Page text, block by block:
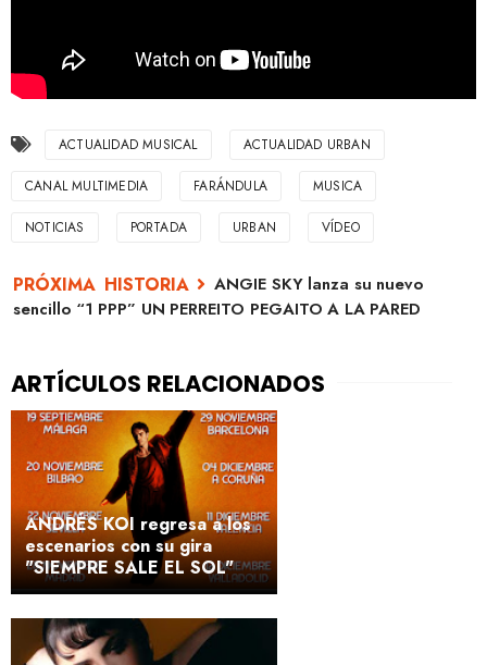
ACTUALIDAD MUSICAL ACTUALIDAD URBAN
CANAL MULTIMEDIA FARÁNDULA MUSICA
NOTICIAS PORTADA URBAN VÍDEO
ANGIE SKY lanza su nuevo
sencillo “1 PPP” UN PERREITO PEGAITO A LA PARED
ANDRÉS KOI regresa a los
escenarios con su gira
"SIEMPRE SALE EL SOL"